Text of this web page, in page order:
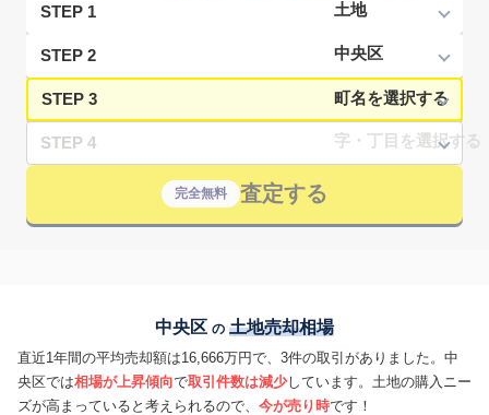
STEP 1
STEP 2
STEP 3
STEP 4
完全無料 査定する
中央区 の 土地売却相場
直近1年間の平均売却額は16,666万円で、3件の取引がありました。中
央区では相場が上昇傾向で取引件数は減少しています。土地の購入ニー
ズが高まっていると考えられるので、 今が売り時です！